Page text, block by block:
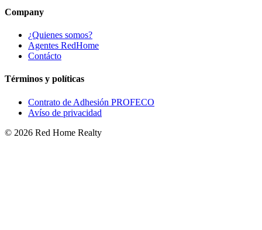
Company
¿Quienes somos?
Agentes RedHome
Contácto
Términos y políticas
Contrato de Adhesión PROFECO
Avíso de privacidad
© 2026 Red Home Realty